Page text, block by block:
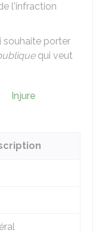
l'infraction
souhaite porter
qui veut
Injure